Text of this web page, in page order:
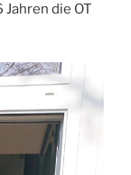
die OT